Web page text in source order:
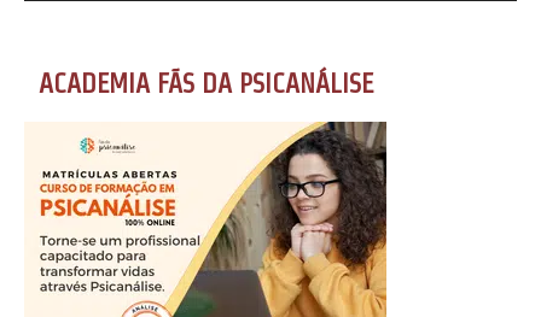
ACADEMIA FÃS DA PSICANÁLISE